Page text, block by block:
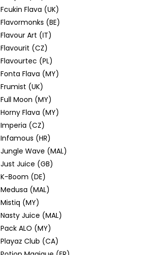
Fcukin Flava (UK)
Flavormonks (BE)
Flavour Art (IT)
Flavourit (CZ)
Flavourtec (PL)
Fonta Flava (MY)
Frumist (UK)
Full Moon (MY)
Horny Flava (MY)
Imperia (CZ)
Infamous (HR)
Jungle Wave (MAL)
Just Juice (GB)
K-Boom (DE)
Medusa (MAL)
Mistiq (MY)
Nasty Juice (MAL)
Pack ALO (MY)
Playaz Club (CA)